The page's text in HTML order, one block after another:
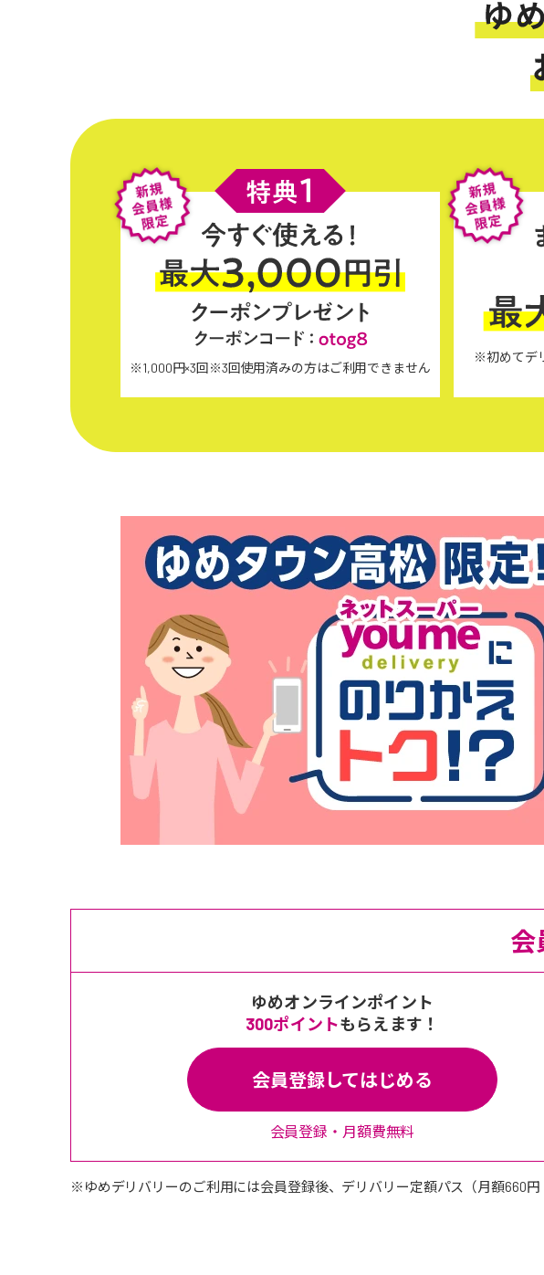
※1,000円×3回※3回使用済みの方はご利用できません
※初めてデ
会
ゆめオンラインポイント
300ポイントもらえます！
会員登録してはじめる
会員登録・月額費無料
※ゆめデリバリーのご利用には会員登録後、デリバリー定額パス（月額660円